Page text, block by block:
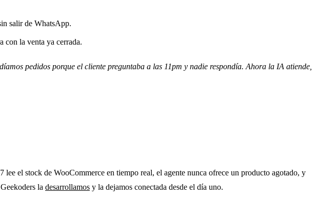
salir de WhatsApp.
con la venta ya cerrada.
pedidos porque el cliente preguntaba a las 11pm y nadie respondía. Ahora la IA atiende,
el stock de WooCommerce en tiempo real, el agente nunca ofrece un producto agotado, y
la desarrollamos y la dejamos conectada desde el día uno.